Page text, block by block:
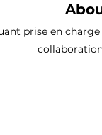
prise en